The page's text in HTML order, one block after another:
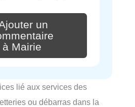
un
à Mairie
lié aux services des
ou débarras dans la